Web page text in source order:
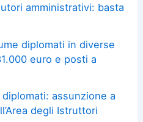
amministrativi: basta
diplomati in diverse
euro e posti a
assunzione a
degli Istruttori